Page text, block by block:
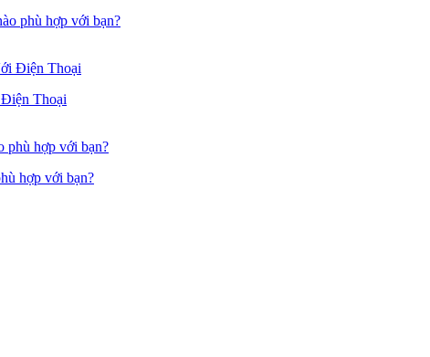
phù hợp với bạn?
Thoại
hợp với bạn?